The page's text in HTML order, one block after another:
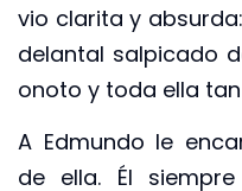
vio clarita y
delantal salpicado
onoto y toda ella
A Edmundo le
de ella. Él